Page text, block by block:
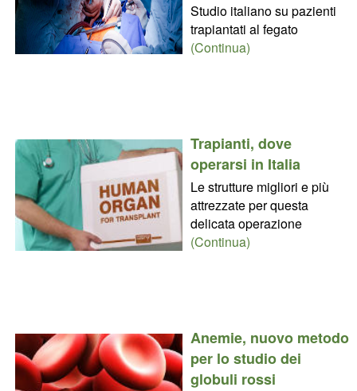
Studio italiano su pazienti
trapiantati al fegato
(Continua)
Trapianti, dove
operarsi in Italia
Le strutture migliori e più
attrezzate per questa
delicata operazione
(Continua)
Anemie, nuovo metodo
per lo studio dei
globuli rossi